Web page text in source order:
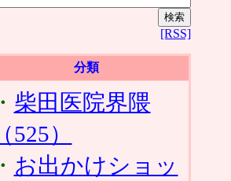
[RSS]
分類
・ 柴田医院界隈
（525）
・ お出かけショッ